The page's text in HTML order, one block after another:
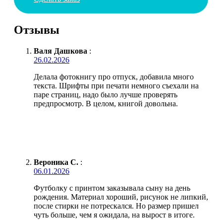
Отзывы
Валя Дашкова :
26.02.2026
Делала фотокнигу про отпуск, добавила много
текста. Шрифты при печати немного съехали на
паре страниц, надо было лучше проверять
предпросмотр. В целом, книгой довольна.
Вероника С. :
06.01.2026
Футболку с принтом заказывала сыну на день
рождения. Материал хороший, рисунок не липкий,
после стирки не потрескался. Но размер пришел
чуть больше, чем я ожидала, на вырост в итоге.